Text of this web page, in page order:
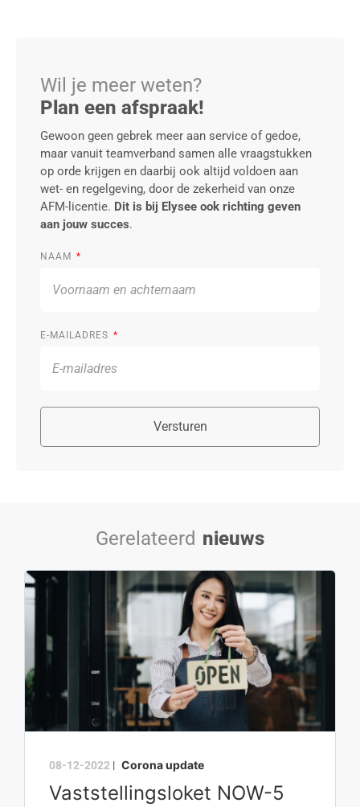
Wil je meer weten?
Plan een afspraak!
Gewoon geen gebrek meer aan service of gedoe,
maar vanuit teamverband samen alle vraagstukken
op orde krijgen en daarbij ook altijd voldoen aan
wet- en regelgeving, door de zekerheid van onze
AFM-licentie. Dit is bij Elysee ook richting geven
aan jouw succes.
NAAM
E-MAILADRES
Versturen
Gerelateerd nieuws
08-12-2022 | Corona update
Vaststellingsloket NOW-5